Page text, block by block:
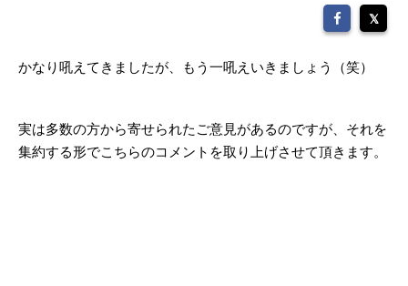
かなり吼えてきましたが、もう一吼えいきましょう（笑）
実は多数の方から寄せられたご意見があるのですが、それを
集約する形でこちらのコメントを取り上げさせて頂きます。